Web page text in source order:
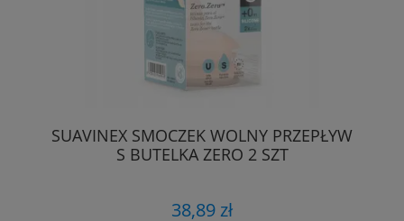
SUAVINEX SMOCZEK WOLNY PRZEPŁYW
S BUTELKA ZERO 2 SZT
38,89 zł